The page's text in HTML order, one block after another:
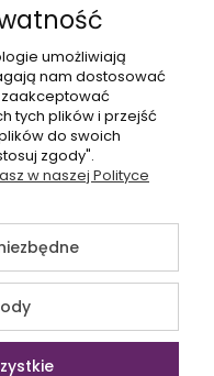
umożliwiają
nam dostosować
zaakceptować
tych plików i przejść
do swoich
zgody".
w naszej Polityce